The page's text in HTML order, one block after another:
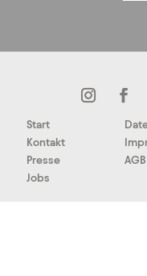
Start
Kontakt
Presse
Jobs
AGB